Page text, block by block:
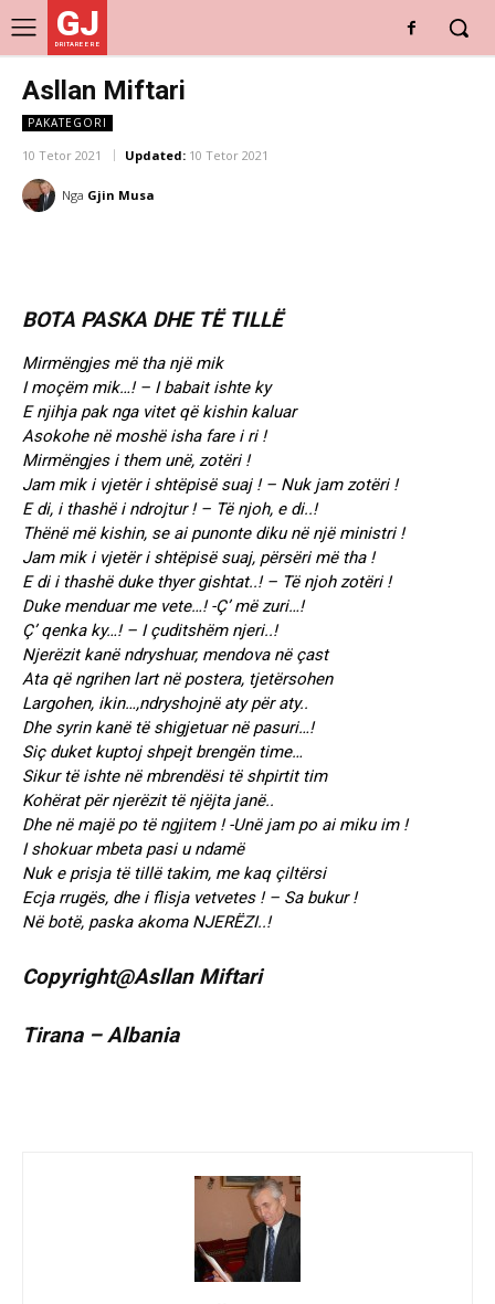
GJ
DRITARE E RE
Asllan Miftari
PAKATEGORI
10 Tetor 2021 Updated: 10 Tetor 2021
Nga Gjin Musa
BOTA PASKA DHE TË TILLË
Mirmëngjes më tha një mik
I moçëm mik…! – I babait ishte ky
E njihja pak nga vitet që kishin kaluar
Asokohe në moshë isha fare i ri !
Mirmëngjes i them unë, zotëri !
Jam mik i vjetër i shtëpisë suaj ! – Nuk jam zotëri !
E di, i thashë i ndrojtur ! – Të njoh, e di..!
Thënë më kishin, se ai punonte diku në një ministri !
Jam mik i vjetër i shtëpisë suaj, përsëri më tha !
E di i thashë duke thyer gishtat..! – Të njoh zotëri !
Duke menduar me vete…! -Ç’ më zuri…!
Ç’ qenka ky…! – I çuditshëm njeri..!
Njerëzit kanë ndryshuar, mendova në çast
Ata që ngrihen lart në postera, tjetërsohen
Largohen, ikin…,ndryshojnë aty për aty..
Dhe syrin kanë të shigjetuar në pasuri…!
Siç duket kuptoj shpejt brengën time…
Sikur të ishte në mbrendësi të shpirtit tim
Kohërat për njerëzit të njëjta janë..
Dhe në majë po të ngjitem ! -Unë jam po ai miku im !
I shokuar mbeta pasi u ndamë
Nuk e prisja të tillë takim, me kaq çiltërsi
Ecja rrugës, dhe i flisja vetvetes ! – Sa bukur !
Në botë, paska akoma NJERËZI..!
Copyright@Asllan Miftari
Tirana – Albania